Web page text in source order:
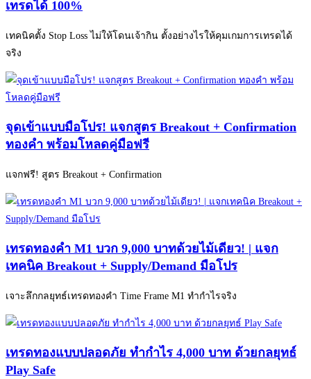
เทรดได้ 100%
เทคนิคตั้ง Stop Loss ไม่ให้โดนเจ้ากิน ตั้งอย่างไรให้คุมเกมการเทรดได้
จริง
จุดเข้าแบบมือโปร! แจกสูตร Breakout + Confirmation
ทองคำ พร้อมโหลดคู่มือฟรี
แจกฟรี! สูตร Breakout + Confirmation
เทรดทองคำ M1 บวก 9,000 บาทด้วยไม้เดียว! | แจก
เทคนิค Breakout + Supply/Demand มือโปร
เจาะลึกกลยุทธ์เทรดทองคำ Time Frame M1 ทำกำไรจริง
เทรดทองแบบปลอดภัย ทำกำไร 4,000 บาท ด้วยกลยุทธ์
Play Safe